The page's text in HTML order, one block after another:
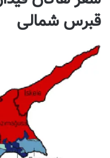
قبرس شمالی